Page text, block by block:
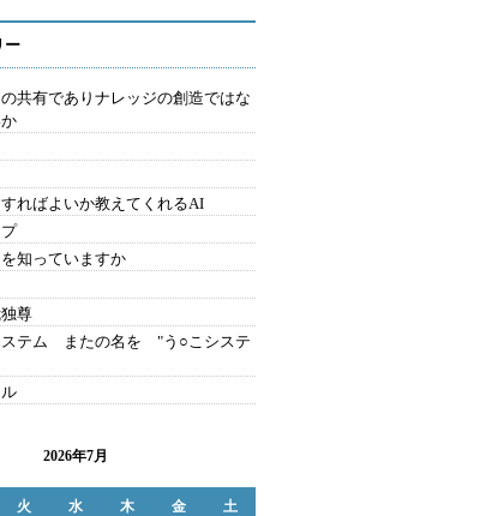
ー
共有でありナレッジの創造ではな
ればよいか教えてくれるAI
知っていますか
尊
ステム またの名を "う○こシステ
2026年7月
火 水 木 金 土